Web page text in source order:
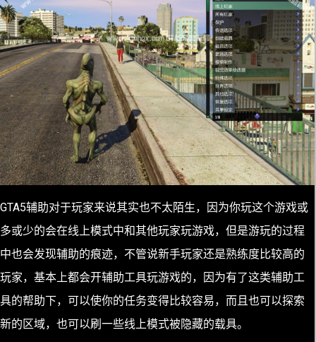
GTA5辅助对于玩家来说其实也不太陌生，因为你玩这个游戏或
多或少的会在线上模式中和其他玩家玩游戏，但是游玩的过程
中也会发现辅助的痕迹，不管说新手玩家还是熟练度比较高的
玩家，基本上都会开辅助工具玩游戏的，因为有了这类辅助工
具的帮助下，可以使你的任务变得比较容易，而且也可以探索
新的区域，也可以刷一些线上模式被隐藏的载具。